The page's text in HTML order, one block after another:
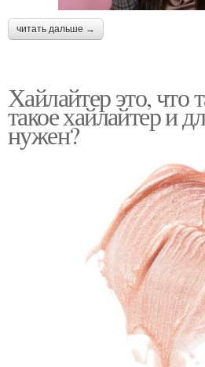
читать дальше →
Хайлайтер это, что
такое хайлайтер и
нужен?